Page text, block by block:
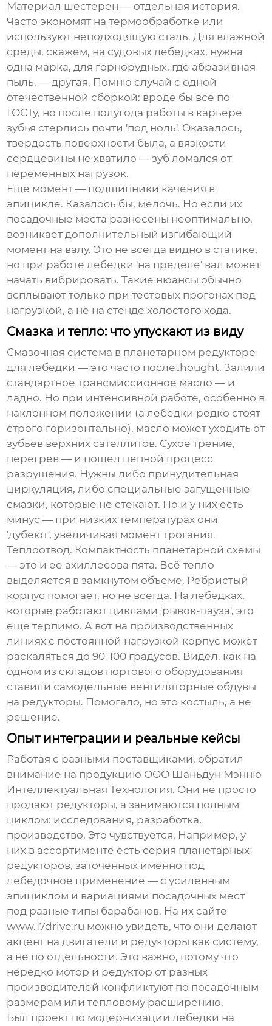
Материал шестерен — отдельная история.
Часто экономят на термообработке или
используют неподходящую сталь. Для влажной
среды, скажем, на судовых лебедках, нужна
одна марка, для горнорудных, где абразивная
пыль, — другая. Помню случай с одной
отечественной сборкой: вроде бы все по
ГОСТу, но после полугода работы в карьере
зубья стерлись почти 'под ноль'. Оказалось,
твердость поверхности была, а вязкости
сердцевины не хватило — зуб ломался от
переменных нагрузок.
Еще момент — подшипники качения в
эпицикле. Казалось бы, мелочь. Но если их
посадочные места разнесены неоптимально,
возникает дополнительный изгибающий
момент на валу. Это не всегда видно в статике,
но при работе лебедки 'на пределе' вал может
начать вибрировать. Такие нюансы обычно
всплывают только при тестовых прогонах под
нагрузкой, а не на стенде холостого хода.
Смазка и тепло: что упускают из виду
Смазочная система в планетарном редукторе
для лебедки — это часто послеthought. Залили
стандартное трансмиссионное масло — и
ладно. Но при интенсивной работе, особенно в
наклонном положении (а лебедки редко стоят
строго горизонтально), масло может уходить от
зубьев верхних сателлитов. Сухое трение,
перегрев — и пошел цепной процесс
разрушения. Нужны либо принудительная
циркуляция, либо специальные загущенные
смазки, которые не стекают. Но и у них есть
минус — при низких температурах они
'дубеют', увеличивая момент трогания.
Теплоотвод. Компактность планетарной схемы
— это и ее ахиллесова пята. Всё тепло
выделяется в замкнутом объеме. Ребристый
корпус помогает, но не всегда. На лебедках,
которые работают циклами 'рывок-пауза', это
еще терпимо. А вот на производственных
линиях с постоянной нагрузкой корпус может
раскаляться до 90-100 градусов. Видел, как на
одном из складов портового оборудования
ставили самодельные вентиляторные обдувы
на редукторы. Помогало, но это костыль, а не
решение.
Опыт интеграции и реальные кейсы
Работая с разными поставщиками, обратил
внимание на продукцию ООО Шаньдун Мэнню
Интеллектуальная Технология. Они не просто
продают редукторы, а занимаются полным
циклом: исследования, разработка,
производство. Это чувствуется. Например, у
них в ассортименте есть серия планетарных
редукторов, заточенных именно под
лебедочное применение — с усиленным
эпициклом и вариациями посадочных мест
под разные типы барабанов. На их сайте
www.17drive.ru можно увидеть, что они делают
акцент на двигатели и редукторы как систему,
а не по отдельности. Это важно, потому что
нередко мотор и редуктор от разных
производителей конфликтуют по посадочным
размерам или тепловому расширению.
Был проект по модернизации лебедки на